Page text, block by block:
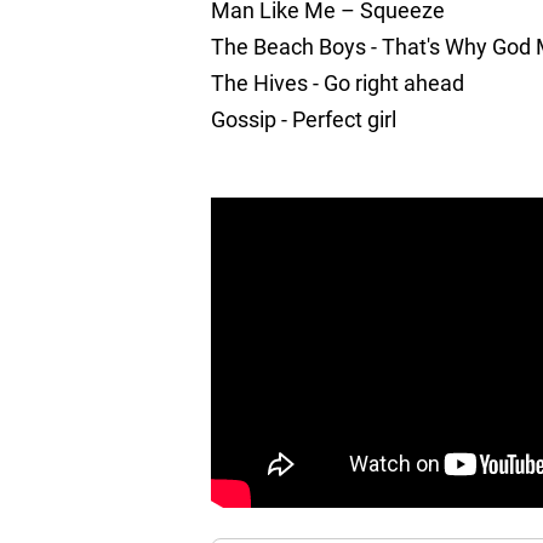
Man Like Me – Squeeze
The Beach Boys - That's Why God
The Hives - Go right ahead
Gossip - Perfect girl